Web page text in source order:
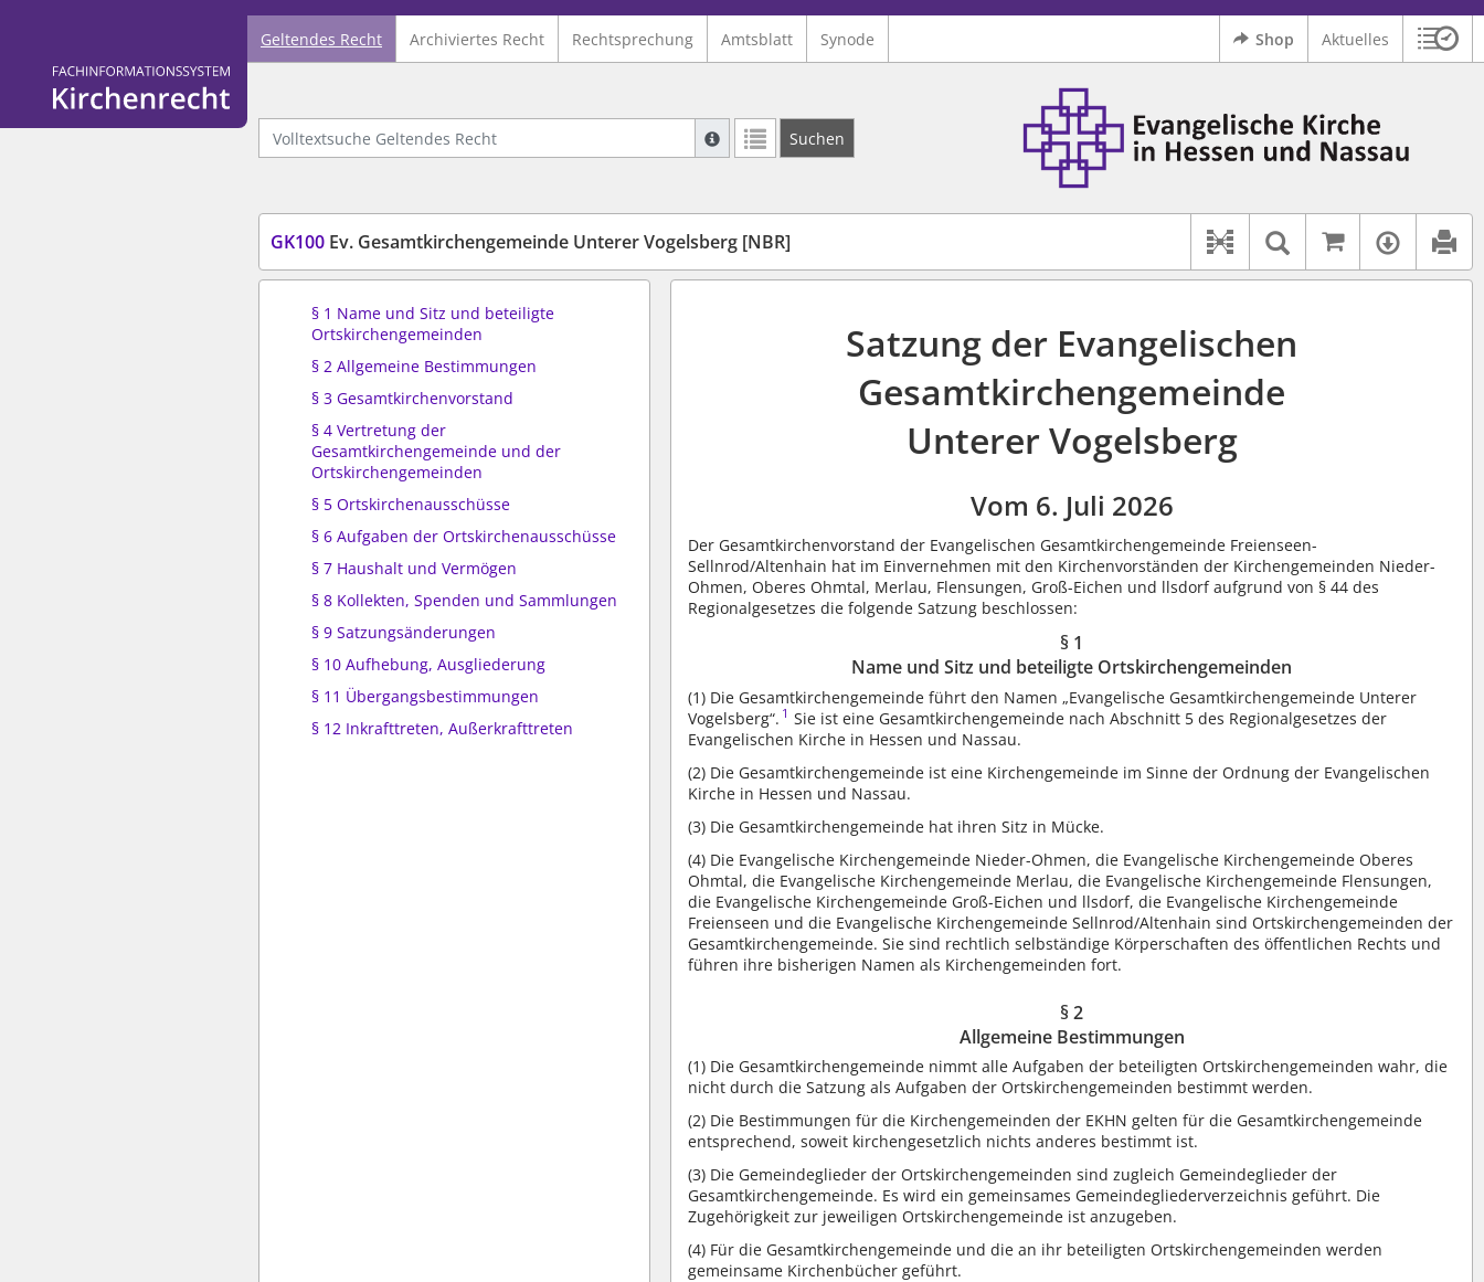
Logo Fachinformationssystem Kirchenrecht
Geltendes Recht Archiviertes Recht Rechtsprechung Amtsblatt Synode Shop Aktuelles
Volltextsuche Geltendes Recht
Suche mit Platzhalter "*", Bsp. Pfarrer*, findet auch: "Pfarrerinitiative" oder "Pfarrerausschuss".
Weitere Suchoperatoren finden Sie in unserer Hilfe.
Suchen
Logo Ev. Kirche in Hessen und Nassau
GK100 Ev. Gesamtkirchengemeinde Unterer Vogelsberg [NBR]
Dokument-Beziehungen
Textsuche im
Auf
§ 1 Name und Sitz und beteiligte
Ortskirchengemeinden
§ 2 Allgemeine Bestimmungen
§ 3 Gesamtkirchenvorstand
§ 4 Vertretung der
Gesamtkirchengemeinde und der
Ortskirchengemeinden
§ 5 Ortskirchenausschüsse
§ 6 Aufgaben der Ortskirchenausschüsse
§ 7 Haushalt und Vermögen
§ 8 Kollekten, Spenden und Sammlungen
§ 9 Satzungsänderungen
§ 10 Aufhebung, Ausgliederung
§ 11 Übergangsbestimmungen
§ 12 Inkrafttreten, Außerkrafttreten
Satzung der Evangelischen
Gesamtkirchengemeinde
Unterer Vogelsberg
Vom 6. Juli 2026
Der Gesamtkirchenvorstand der Evangelischen Gesamtkirchengemeinde Freienseen-
Sellnrod/Altenhain hat im Einvernehmen mit den Kirchenvorständen der Kirchengemeinden Nieder-
Ohmen, Oberes Ohmtal, Merlau, Flensungen, Groß-Eichen und llsdorf aufgrund von § 44 des
Regionalgesetzes die folgende Satzung beschlossen:
§ 1
Name und Sitz und beteiligte Ortskirchengemeinden
(1) Die Gesamtkirchengemeinde führt den Namen „Evangelische Gesamtkirchengemeinde Unterer
Vogelsberg“. 1 Sie ist eine Gesamtkirchengemeinde nach Abschnitt 5 des Regionalgesetzes der
Evangelischen Kirche in Hessen und Nassau.
(2) Die Gesamtkirchengemeinde ist eine Kirchengemeinde im Sinne der Ordnung der Evangelischen
Kirche in Hessen und Nassau.
(3) Die Gesamtkirchengemeinde hat ihren Sitz in Mücke.
(4) Die Evangelische Kirchengemeinde Nieder-Ohmen, die Evangelische Kirchengemeinde Oberes
Ohmtal, die Evangelische Kirchengemeinde Merlau, die Evangelische Kirchengemeinde Flensungen,
die Evangelische Kirchengemeinde Groß-Eichen und llsdorf, die Evangelische Kirchengemeinde
Freienseen und die Evangelische Kirchengemeinde Sellnrod/Altenhain sind Ortskirchengemeinden der
Gesamtkirchengemeinde. Sie sind rechtlich selbständige Körperschaften des öffentlichen Rechts und
führen ihre bisherigen Namen als Kirchengemeinden fort.
§ 2
Allgemeine Bestimmungen
(1) Die Gesamtkirchengemeinde nimmt alle Aufgaben der beteiligten Ortskirchengemeinden wahr, die
nicht durch die Satzung als Aufgaben der Ortskirchengemeinden bestimmt werden.
(2) Die Bestimmungen für die Kirchengemeinden der EKHN gelten für die Gesamtkirchengemeinde
entsprechend, soweit kirchengesetzlich nichts anderes bestimmt ist.
(3) Die Gemeindeglieder der Ortskirchengemeinden sind zugleich Gemeindeglieder der
Gesamtkirchengemeinde. Es wird ein gemeinsames Gemeindegliederverzeichnis geführt. Die
Zugehörigkeit zur jeweiligen Ortskirchengemeinde ist anzugeben.
(4) Für die Gesamtkirchengemeinde und die an ihr beteiligten Ortskirchengemeinden werden
gemeinsame Kirchenbücher geführt.